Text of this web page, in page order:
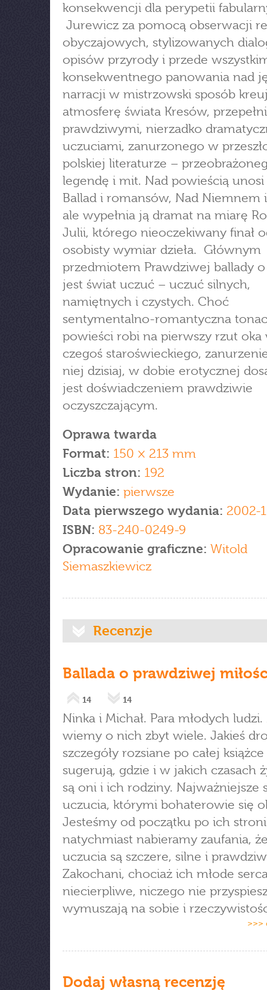
konsekwencji dla perypetii
Jurewicz za pomocą obserwacji
obyczajowych, stylizowanych
opisów przyrody i przede
konsekwentnego panowania nad
narracji w mistrzowski sposób
atmosferę świata Kresów,
prawdziwymi, nierzadko
uczuciami, zanurzonego w
polskiej literaturze –
legendę i mit. Nad powieścią
Ballad i romansów, Nad Niemnem
ale wypełnia ją dramat na miarę
Julii, którego nieoczekiwany finał
osobisty wymiar dzieła. Głównym
przedmiotem Prawdziwej ballady o
jest świat uczuć – uczuć silnych,
namiętnych i czystych. Choć
sentymentalno-romantyczna
powieści robi na pierwszy rzut oka
czegoś staroświeckiego,
niej dzisiaj, w dobie erotycznej
jest doświadczeniem prawdziwie
oczyszczającym.
Oprawa twarda
Format: 150 × 213 mm
Liczba stron: 192
Wydanie: pierwsze
Data pierwszego wydania: 2002-
ISBN: 83-240-0249-9
Opracowanie graficzne: Witold
Siemaszkiewicz
Recenzje
Ballada o prawdziwej
14 14
Ninka i Michał. Para młodych ludzi.
wiemy o nich zbyt wiele. Jakieś
szczegóły rozsiane po całej książce
sugerują, gdzie i w jakich czasach
są oni i ich rodziny. Najważniejsze
uczucia, którymi bohaterowie się
Jesteśmy od początku po ich
natychmiast nabieramy zaufania,
uczucia są szczere, silne i
Zakochani, chociaż ich młode
niecierpliwe, niczego nie
wymuszają na sobie i
>>>
Dodaj własną recenzję